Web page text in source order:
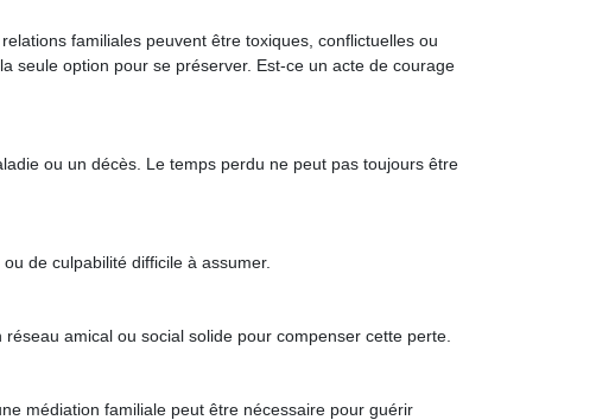
familiales peuvent être toxiques, conflictuelles ou
seule option pour se préserver. Est-ce un acte de courage
ou un décès. Le temps perdu ne peut pas toujours être
de culpabilité difficile à assumer.
amical ou social solide pour compenser cette perte.
médiation familiale peut être nécessaire pour guérir